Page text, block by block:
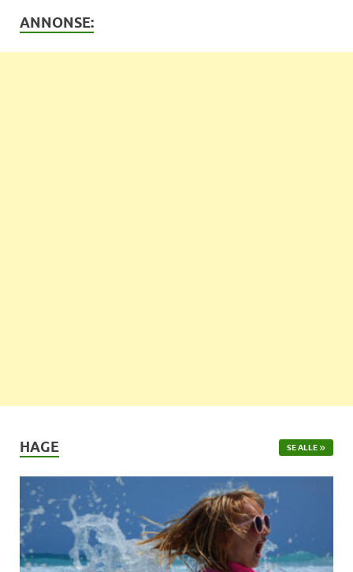
ANNONSE:
HAGE SE ALLE